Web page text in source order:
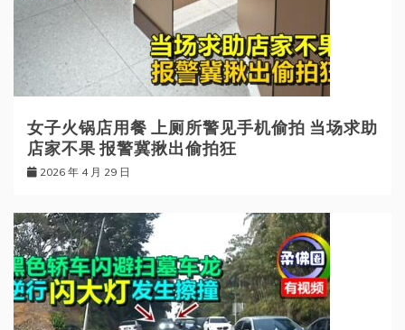
女子火锅店用餐 上厕所警见手机偷拍 当场求助
店家不果 报警冀揪出偷拍狂
2026 年 4 月 29 日